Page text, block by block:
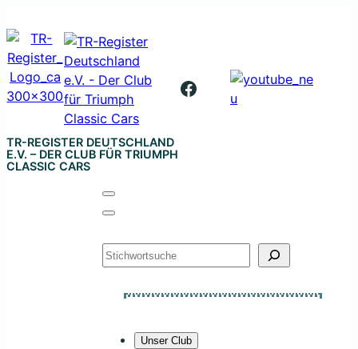
Inhalt
springen
TR-REGISTER DEUTSCHLAND
E.V. – DER CLUB FÜR TRIUMPH
CLASSIC CARS
Facebook
Suchen
Unser Club